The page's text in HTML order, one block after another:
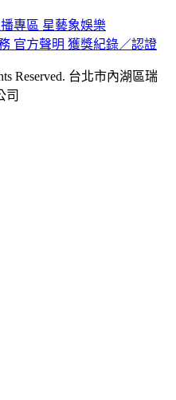
專區 星藝象娛樂
官方聲明 獲獎紀錄／認證
Reserved. 台北市內湖區瑞
司